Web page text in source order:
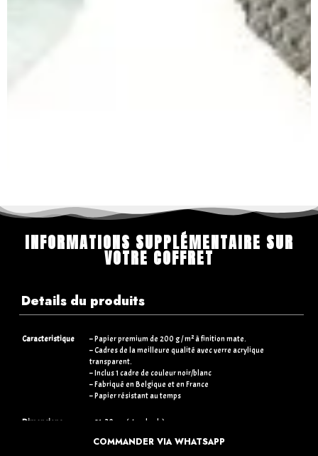
INFORMATIONS SUPPLÉMENTAIRE SUR
VOTRE COFFRET
Details du produits
Caracteristique
– Papier premium de 200 g / m² à finition mate.
– Cadres de la meilleure qualité avec verre acrylique
transparent.
– Inclus 1 cadre de couleur noir/blanc
– Fabriqué en Belgique et en France
– Papier résistant au temps
Dimensions
– 21×30 cm (standards)
– 50×70 cm (+15€)
COMMANDER VIA WHATSAPP